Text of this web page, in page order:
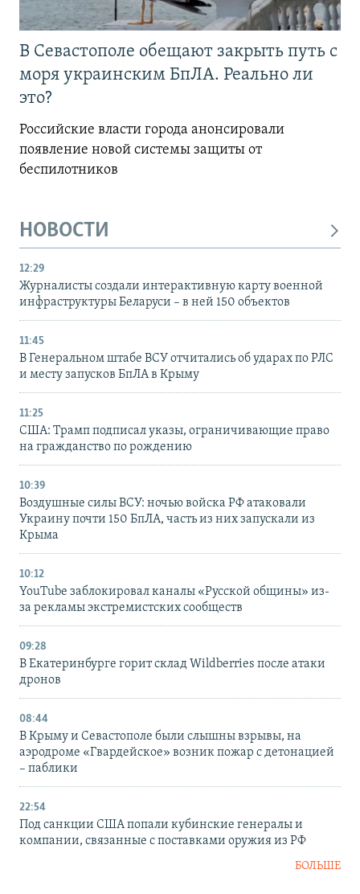
В Севастополе обещают закрыть путь с
моря украинским БпЛА. Реально ли
это?
Российские власти города анонсировали
появление новой системы защиты от
беспилотников
НОВОСТИ
12:29
Журналисты создали интерактивную карту военной
инфраструктуры Беларуси – в ней 150 объектов
11:45
В Генеральном штабе ВСУ отчитались об ударах по РЛС
и месту запусков БпЛА в Крыму
11:25
США: Трамп подписал указы, ограничивающие право
на гражданство по рождению
10:39
Воздушные силы ВСУ: ночью войска РФ атаковали
Украину почти 150 БпЛА, часть из них запускали из
Крыма
10:12
YouTube заблокировал каналы «Русской общины» из-
за рекламы экстремистских сообществ
09:28
В Екатеринбурге горит склад Wildberries после атаки
дронов
08:44
В Крыму и Севастополе были слышны взрывы, на
аэродроме «Гвардейское» возник пожар с детонацией
– паблики
22:54
Под санкции США попали кубинские генералы и
компании, связанные с поставками оружия из РФ
БОЛЬШЕ